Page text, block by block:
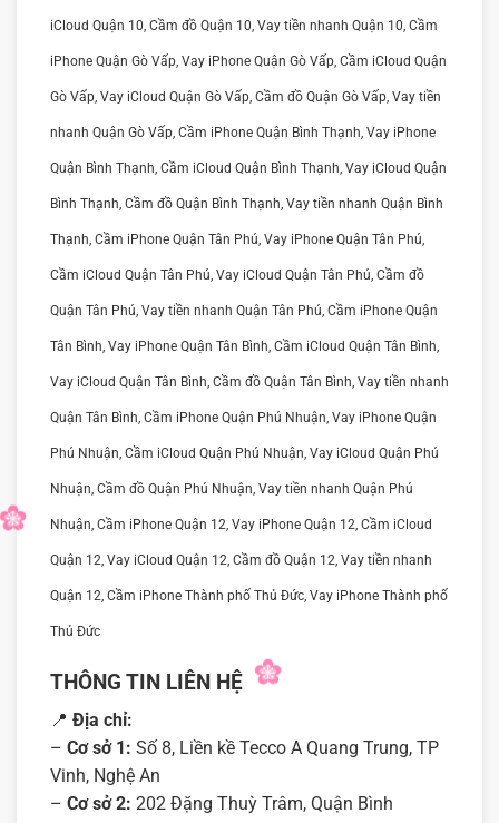
iCloud Quận 10, Cầm đồ Quận 10, Vay tiền nhanh Quận 10, Cầm
iPhone Quận Gò Vấp, Vay iPhone Quận Gò Vấp, Cầm iCloud Quận
Gò Vấp, Vay iCloud Quận Gò Vấp, Cầm đồ Quận Gò Vấp, Vay tiền
nhanh Quận Gò Vấp, Cầm iPhone Quận Bình Thạnh, Vay iPhone
Quận Bình Thạnh, Cầm iCloud Quận Bình Thạnh, Vay iCloud Quận
Bình Thạnh, Cầm đồ Quận Bình Thạnh, Vay tiền nhanh Quận Bình
Thạnh, Cầm iPhone Quận Tân Phú, Vay iPhone Quận Tân Phú,
Cầm iCloud Quận Tân Phú, Vay iCloud Quận Tân Phú, Cầm đồ
Quận Tân Phú, Vay tiền nhanh Quận Tân Phú, Cầm iPhone Quận
Tân Bình, Vay iPhone Quận Tân Bình, Cầm iCloud Quận Tân Bình,
Vay iCloud Quận Tân Bình, Cầm đồ Quận Tân Bình, Vay tiền nhanh
Quận Tân Bình, Cầm iPhone Quận Phú Nhuận, Vay iPhone Quận
Phú Nhuận, Cầm iCloud Quận Phú Nhuận, Vay iCloud Quận Phú
Nhuận, Cầm đồ Quận Phú Nhuận, Vay tiền nhanh Quận Phú
Nhuận, Cầm iPhone Quận 12, Vay iPhone Quận 12, Cầm iCloud
Quận 12, Vay iCloud Quận 12, Cầm đồ Quận 12, Vay tiền nhanh
Quận 12, Cầm iPhone Thành phố Thủ Đức, Vay iPhone Thành phố
Thủ Đức
THÔNG TIN LIÊN HỆ
📍 Địa chỉ:
– Cơ sở 1: Số 8, Liền kề Tecco A Quang Trung, TP
Vinh, Nghệ An
– Cơ sở 2: 202 Đặng Thuỳ Trâm, Quận Bình